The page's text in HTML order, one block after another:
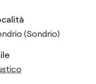
(Sondrio)